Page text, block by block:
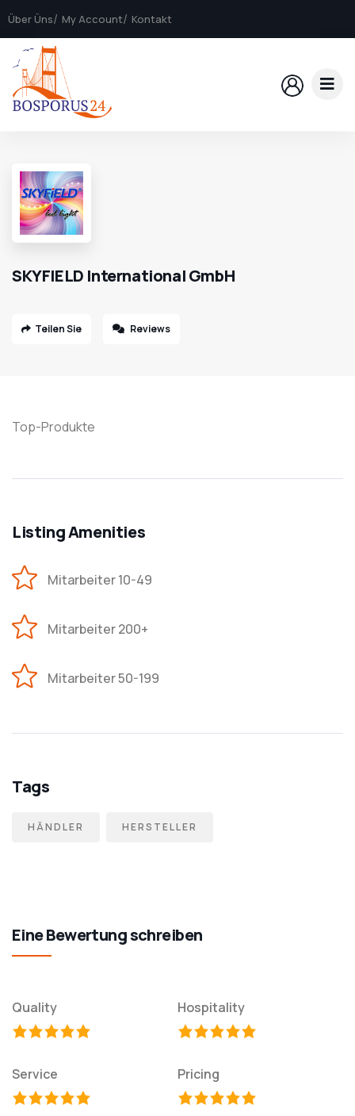
Über Üns My Account Kontakt
SKYFIELD International GmbH
Teilen Sie Reviews
Top-Produkte
Listing Amenities
Mitarbeiter 10-49
Mitarbeiter 200+
Mitarbeiter 50-199
Tags
HÄNDLER HERSTELLER
Eine Bewertung schreiben
Quality Hospitality
Service Pricing